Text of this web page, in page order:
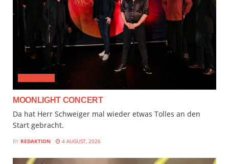
MOONLIGHT CONCERT
Da hat Herr Schweiger mal wieder etwas Tolles an den
Start gebracht.
BY REDAKTION 4 AUGUST, 2026